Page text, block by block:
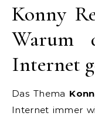
Konny
Warum
Internet
Das Thema
Internet immer